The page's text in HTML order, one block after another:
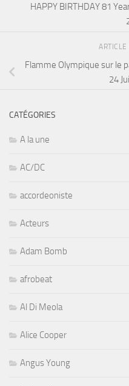
HAPPY BIRTHDAY 81
ARTICLE
Flamme Olympique sur le
24
CATÉGORIES
A la une
AC/DC
accordeoniste
Acteurs
Adam Bomb
afrobeat
Al Di Meola
Alice Cooper
Angus Young